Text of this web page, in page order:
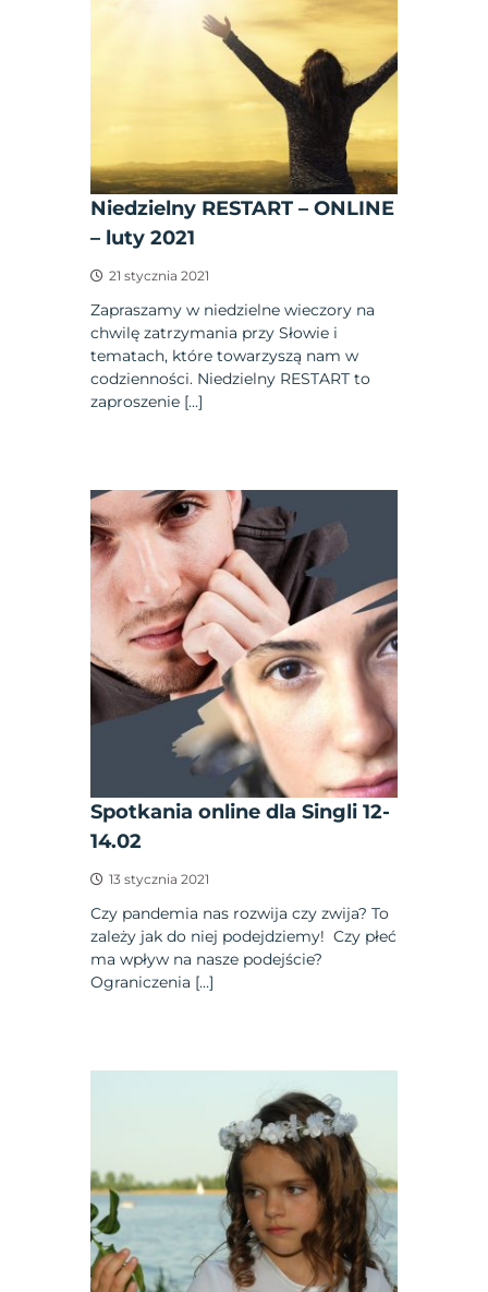
Niedzielny RESTART – ONLINE
– luty 2021
21 stycznia 2021
Zapraszamy w niedzielne wieczory na
chwilę zatrzymania przy Słowie i
tematach, które towarzyszą nam w
codzienności. Niedzielny RESTART to
zaproszenie […]
Spotkania online dla Singli 12-
14.02
13 stycznia 2021
Czy pandemia nas rozwija czy zwija? To
zależy jak do niej podejdziemy! Czy płeć
ma wpływ na nasze podejście?
Ograniczenia […]